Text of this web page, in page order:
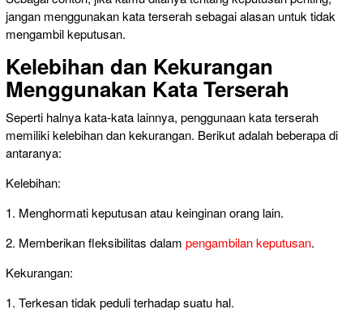
jangan menggunakan kata terserah sebagai alasan untuk tidak
mengambil keputusan.
Kelebihan dan Kekurangan
Menggunakan Kata Terserah
Seperti halnya kata-kata lainnya, penggunaan kata terserah
memiliki kelebihan dan kekurangan. Berikut adalah beberapa di
antaranya:
Kelebihan:
1. Menghormati keputusan atau keinginan orang lain.
2. Memberikan fleksibilitas dalam pengambilan keputusan.
Kekurangan:
1. Terkesan tidak peduli terhadap suatu hal.